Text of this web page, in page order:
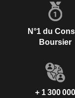
N°1 du
Boursier
+ 1 300 000